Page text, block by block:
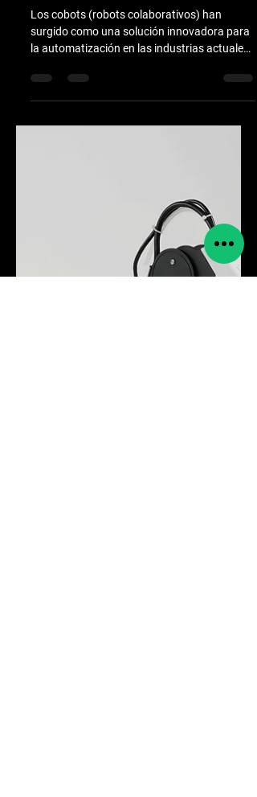
ventajas y limitaciones en la
Automatización
surgido como una solución innovadora para
la automatización en las industrias actuales.